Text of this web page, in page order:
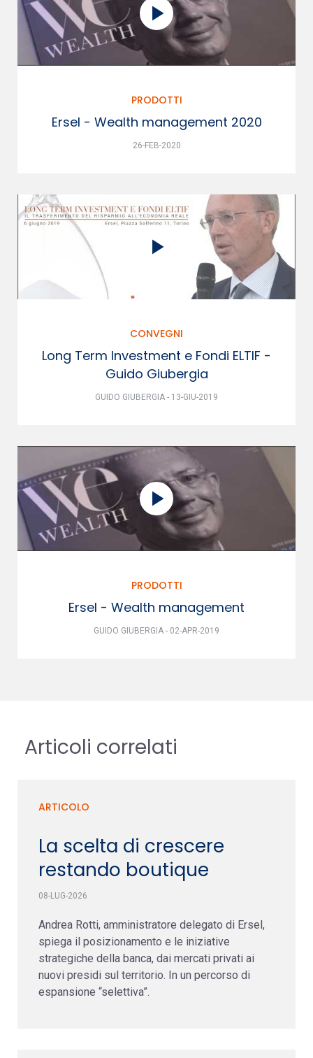
PRODOTTI
Ersel - Wealth management 2020
26-FEB-2020
CONVEGNI
Long Term Investment e Fondi ELTIF -
Guido Giubergia
GUIDO GIUBERGIA - 13-GIU-2019
PRODOTTI
Ersel - Wealth management
GUIDO GIUBERGIA - 02-APR-2019
Articoli correlati
ARTICOLO
La scelta di crescere
restando boutique
08-LUG-2026
Andrea Rotti, amministratore delegato di Ersel,
spiega il posizionamento e le iniziative
strategiche della banca, dai mercati privati ai
nuovi presidi sul territorio. In un percorso di
espansione “selettiva”.